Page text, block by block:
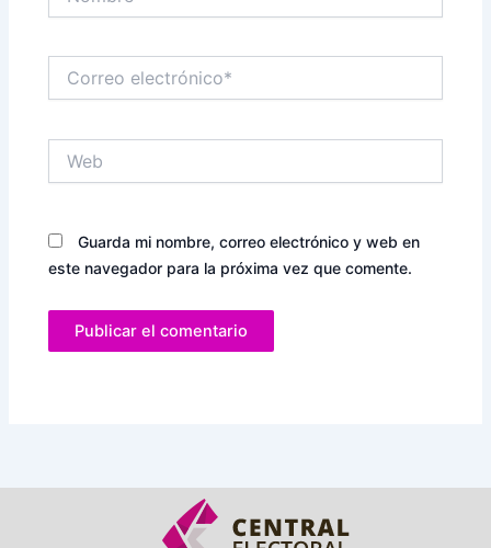
electrónico*
Guarda mi nombre, correo electrónico y web en
este navegador para la próxima vez que comente.